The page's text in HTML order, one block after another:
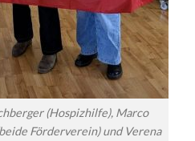
(Hospizhilfe), Marco
Förderverein) und Verena